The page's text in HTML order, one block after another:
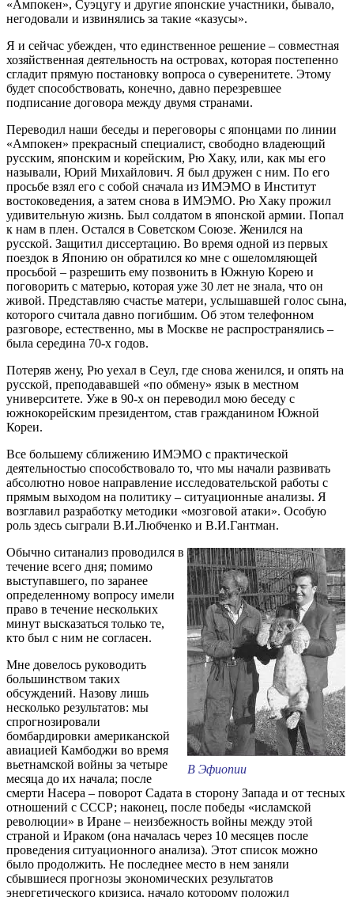
«Ампокен», Суэцугу и другие японские участники, бывало,
негодовали и извинялись за такие «казусы».
Я и сейчас убежден, что единственное решение – совместная
хозяйственная деятельность на островах, которая постепенно
сгладит прямую постановку вопроса о суверенитете. Этому
будет способствовать, конечно, давно перезревшее
подписание договора между двумя странами.
Переводил наши беседы и переговоры с японцами по линии
«Ампокен» прекрасный специалист, свободно владеющий
русским, японским и корейским, Рю Хаку, или, как мы его
называли, Юрий Михайлович. Я был дружен с ним. По его
просьбе взял его с собой сначала из ИМЭМО в Институт
востоковедения, а затем снова в ИМЭМО. Рю Хаку прожил
удивительную жизнь. Был солдатом в японской армии. Попал
к нам в плен. Остался в Советском Союзе. Женился на
русской. Защитил диссертацию. Во время одной из первых
поездок в Японию он обратился ко мне с ошеломляющей
просьбой – разрешить ему позвонить в Южную Корею и
поговорить с матерью, которая уже 30 лет не знала, что он
живой. Представляю счастье матери, услышавшей голос сына,
которого считала давно погибшим. Об этом телефонном
разговоре, естественно, мы в Москве не распространялись –
была середина 70-х годов.
Потеряв жену, Рю уехал в Сеул, где снова женился, и опять на
русской, преподававшей «по обмену» язык в местном
университете. Уже в 90-х он переводил мою беседу с
южнокорейским президентом, став гражданином Южной
Кореи.
Все большему сближению ИМЭМО с практической
деятельностью способствовало то, что мы начали развивать
абсолютно новое направление исследовательской работы с
прямым выходом на политику – ситуационные анализы. Я
возглавил разработку методики «мозговой атаки». Особую
роль здесь сыграли В.И.Любченко и В.И.Гантман.
В Эфиопии
Обычно ситанализ проводился в
течение всего дня; помимо
выступавшего, по заранее
определенному вопросу имели
право в течение нескольких
минут высказаться только те,
кто был с ним не согласен.
Мне довелось руководить
большинством таких
обсуждений. Назову лишь
несколько результатов: мы
спрогнозировали
бомбардировки американской
авиацией Камбоджи во время
вьетнамской войны за четыре
месяца до их начала; после
смерти Насера – поворот Садата в сторону Запада и от тесных
отношений с СССР; наконец, после победы «исламской
революции» в Иране – неизбежность войны между этой
страной и Ираком (она началась через 10 месяцев после
проведения ситуационного анализа). Этот список можно
было продолжить. Не последнее место в нем заняли
сбывшиеся прогнозы экономических результатов
энергетического кризиса, начало которому положил